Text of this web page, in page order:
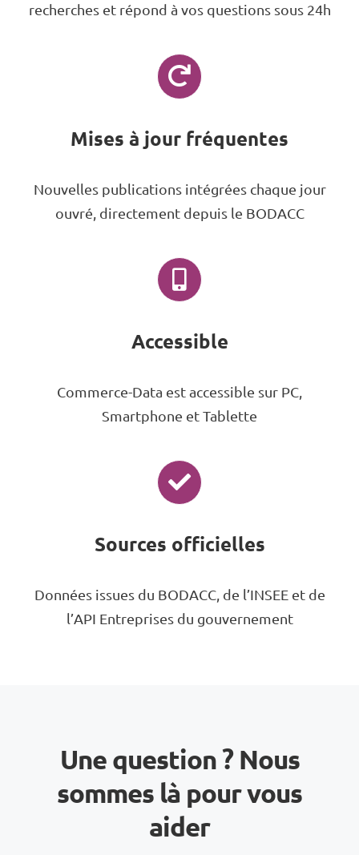
recherches et répond à vos questions sous 24h
Mises à jour fréquentes
Nouvelles publications intégrées chaque jour
ouvré, directement depuis le BODACC
Accessible
Commerce-Data est accessible sur PC,
Smartphone et Tablette
Sources officielles
Données issues du BODACC, de l’INSEE et de
l’API Entreprises du gouvernement
Une question ? Nous
sommes là pour vous
aider